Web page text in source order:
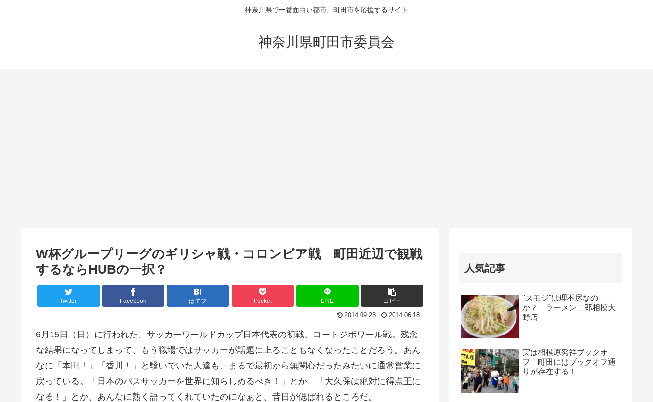
神奈川県で一番面白い都市、町田市を応援するサイト
神奈川県町田市委員会
W杯グループリーグのギリシャ戦・コロンビア戦 町田近辺で観戦
するならHUBの一択？
Twitter Facebook はてブ Pocket LINE コピー
2014.09.23 2014.06.18
6月15日（日）に行われた、サッカーワールドカップ日本代表の初戦、コートジボワール戦。残念
な結果になってしまって、もう職場ではサッカーが話題に上ることもなくなったことだろう。あん
なに「本田！」「香川！」と騒いでいた人達も、まるで最初から無関心だったみたいに通常営業に
戻っている。「日本のパスサッカーを世界に知らしめるべき！」とか、「大久保は絶対に得点王に
なる！」とか、あんなに熱く語ってくれていたのになぁと、昔日が偲ばれるところだ。
人気記事
"スモジ"は理不尽なの
か？ ラーメン二郎相模大
野店
実は相模原発祥ブックオ
フ 町田にはブックオフ通
りが存在する！